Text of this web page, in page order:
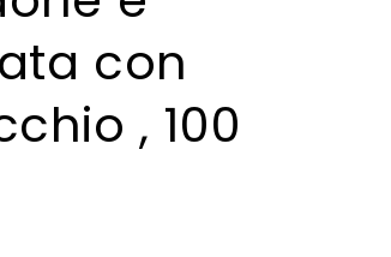
con
, 100